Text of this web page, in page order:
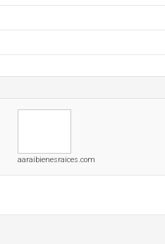
aaraibienesraices.com